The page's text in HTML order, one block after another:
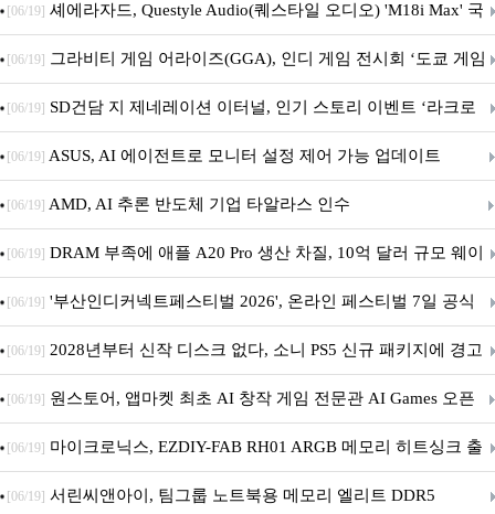
[06/19] 셰에라자드, Questyle Audio(퀘스타일 오디오) 'M18i Max' 국
내 정식 출시
[06/19] 그라비티 게임 어라이즈(GGA), 인디 게임 전시회 ‘도쿄 게임
던전 13’ 참가!
[06/19] SD건담 지 제네레이션 이터널, 인기 스토리 이벤트 ‘라크로
아의 용사’ 재개최 및 풍성한 기념 이벤트 실시!
[06/19] ASUS, AI 에이전트로 모니터 설정 제어 가능 업데이트
[06/19] AMD, AI 추론 반도체 기업 타알라스 인수
[06/19] DRAM 부족에 애플 A20 Pro 생산 차질, 10억 달러 규모 웨이
퍼 대기
[06/19] '부산인디커넥트페스티벌 2026', 온라인 페스티벌 7일 공식
개막... 22일간 진행
[06/19] 2028년부터 신작 디스크 없다, 소니 PS5 신규 패키지에 경고
문 추가
[06/19] 원스토어, 앱마켓 최초 AI 창작 게임 전문관 AI Games 오픈
[06/19] 마이크로닉스, EZDIY-FAB RH01 ARGB 메모리 히트싱크 출
시
[06/19] 서린씨앤아이, 팀그룹 노트북용 메모리 엘리트 DDR5